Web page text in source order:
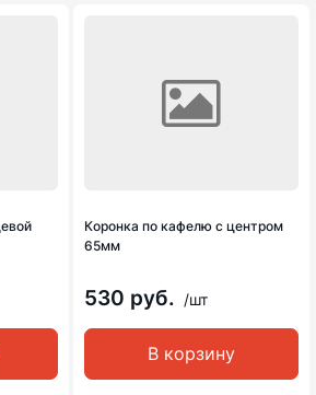
Коронка по кафелю с центром
65мм
530 руб. /шт
В корзину